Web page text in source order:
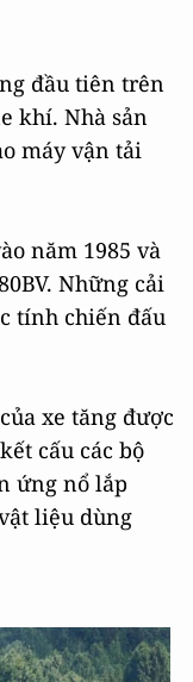
đầu tiên trên
khí. Nhà sản
máy vận tải
năm 1985 và
Những cải
tính chiến đấu
xe tăng được
cấu các bộ
ứng nổ lắp
liệu dùng